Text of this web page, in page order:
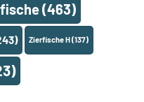
(463)
Zierfische H(137)